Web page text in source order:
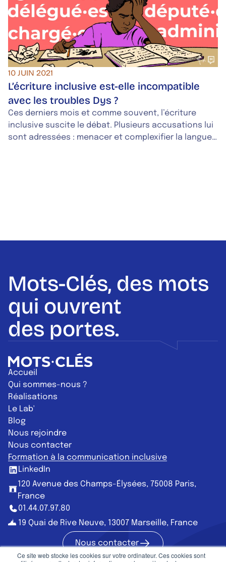
Ce site web stocke les cookies sur votre ordinateur. Ces cookies sont
10 JUIN 2021
L’écriture inclusive est-elle incompatible
avec les troubles Dys ?
Ces derniers mois et comme souvent, l’écriture
inclusive suscite le débat. Plusieurs accusations lui
sont adressées : menacer et complexifier la langue,
Mots-Clés, des mots
qui ouvrent
des portes.
Retour à l'accueil
Accueil
Qui sommes-nous ?
Réalisations
Le Lab'
Blog
Nous rejoindre
Nous contacter
Formation à la communication inclusive
LinkedIn
120 Avenue des Champs-Élysées, 75008 Paris,
France
01.44.07.97.80
19 Quai de Rive Neuve, 13007 Marseille, France
Nous contacter